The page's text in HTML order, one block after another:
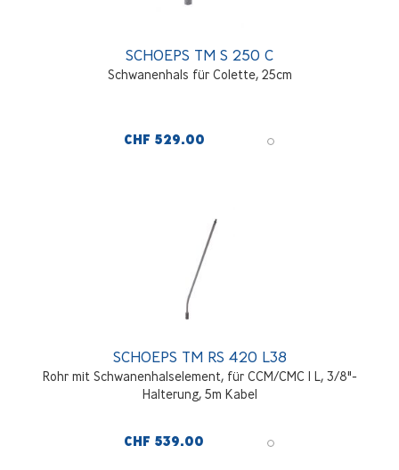
SCHOEPS TM S 250 C
Schwanenhals für Colette, 25cm
CHF 529.00
SCHOEPS TM RS 420 L38
Rohr mit Schwanenhalselement, für CCM/CMC 1 L, 3/8"-
Halterung, 5m Kabel
CHF 539.00